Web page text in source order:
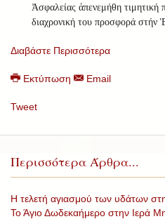
Ἀσφαλείας ἀπενεμήθη τιμητική
διαχρονική του προσφορά στήν
Διαβάστε Περισσότερα
Εκτύπωση Email
Tweet
Περισσότερα Άρθρα...
Η τελετή αγιασμού των υδάτων
Το Άγιο Δωδεκαήμερο στην Ιερά